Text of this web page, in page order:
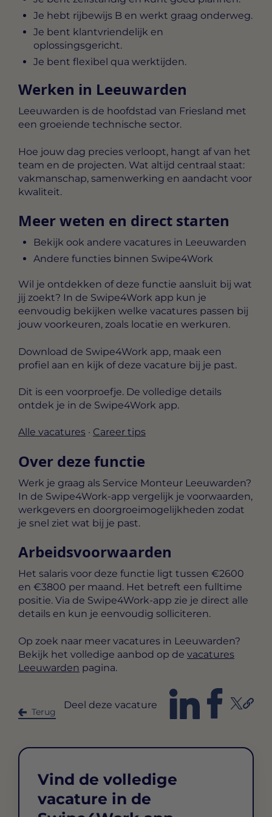
Je hebt rijbewijs B en werkt graag onderweg.
Je bent klantvriendelijk en
oplossingsgericht.
Je bent flexibel qua werktijden.
Werken in Leeuwarden
Leeuwarden is de hoofdstad van Friesland met
een groeiende technische sector.
Hoe jouw dag precies verloopt, hangt af van het
team en de projecten. Wat altijd centraal staat:
vakmanschap, samenwerking en aandacht voor
kwaliteit.
Meer weten en direct starten
Bekijk ook andere vacatures in Leeuwarden
Andere functies binnen Swipe4Work
Wil je ontdekken of deze functie aansluit bij wat
jij zoekt? In de Swipe4Work app kun je
eenvoudig bekijken welke vacatures passen bij
jouw voorkeuren, zoals locatie en werkuren.
Download de Swipe4Work app, maak een
profiel aan en kijk of deze vacature bij je past.
Dit is een voorproefje. De volledige details
ontdek je in de Swipe4Work app.
Alle vacatures · Career tips
Over deze functie
Werk je graag als Service Monteur Leeuwarden?
In de Swipe4Work-app vergelijk je voorwaarden,
werkgevers en doorgroeimogelijkheden zodat
je snel ziet wat bij je past.
Arbeidsvoorwaarden
Het salaris voor deze functie ligt tussen €2600
en €3800 per maand. Het betreft een fulltime
positie. Via de Swipe4Work-app zie je direct alle
details en kun je eenvoudig solliciteren.
Op zoek naar meer vacatures in Leeuwarden?
Bekijk het volledige aanbod op de vacatures
Leeuwarden pagina.
Terug
Deel deze vacature
Vind de volledige
vacature in de